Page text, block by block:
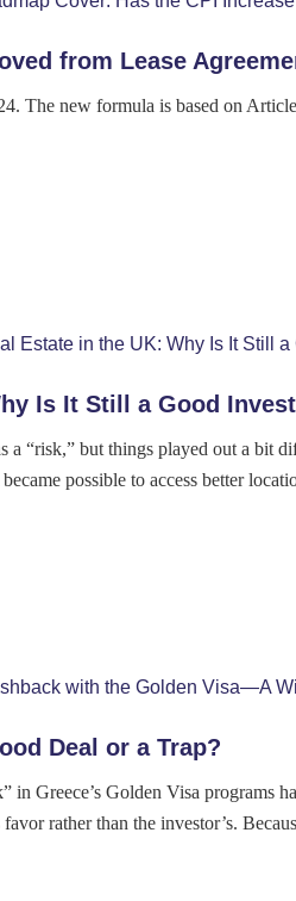
from Lease
The new formula is based on
Is It Still a Good
a “risk,” but things played out a
possible to access better
Deal or a Trap?
in Greece’s Golden Visa
rather than the investor’s.